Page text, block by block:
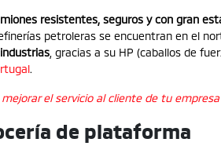
resistentes, seguros y con gran
petroleras se encuentran en el
, gracias a su HP (caballos de
.
el servicio al cliente de tu
de plataforma